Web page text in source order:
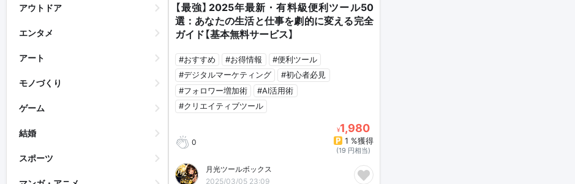
アウトドア
エンタメ
アート
モノづくり
ゲーム
結婚
スポーツ
【最強】2025年最新・有料級便利ツール50
選：あなたの生活と仕事を劇的に変える完全
ガイド【基本無料サービス】
#おすすめ #お得情報
#便利ツール
#デジタルマーケティング
#初心者必見
#フォロワー増加術
#AI活用術
#クリエイティブツール
0
¥1,980
1 %獲得
(19 円相当)
月光ツールボックス
2025/03/05 23:09